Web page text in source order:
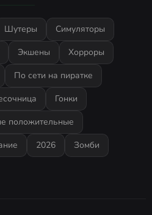
Шутеры
Симуляторы
Экшены
Хорроры
По сети на пиратке
Гонки
положительные
2026
Зомби